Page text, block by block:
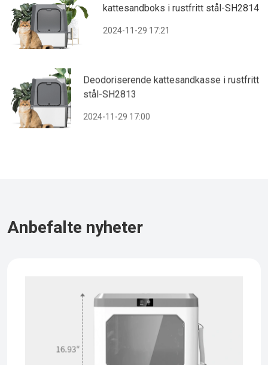
kattesandboks i rustfritt stål-SH2814
2024-11-29 17:21
Deodoriserende kattesandkasse i rustfritt
stål-SH2813
2024-11-29 17:00
Anbefalte nyheter